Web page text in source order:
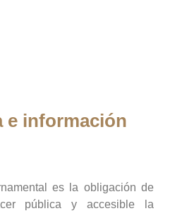
e información
es la obligación de
pública y accesible la